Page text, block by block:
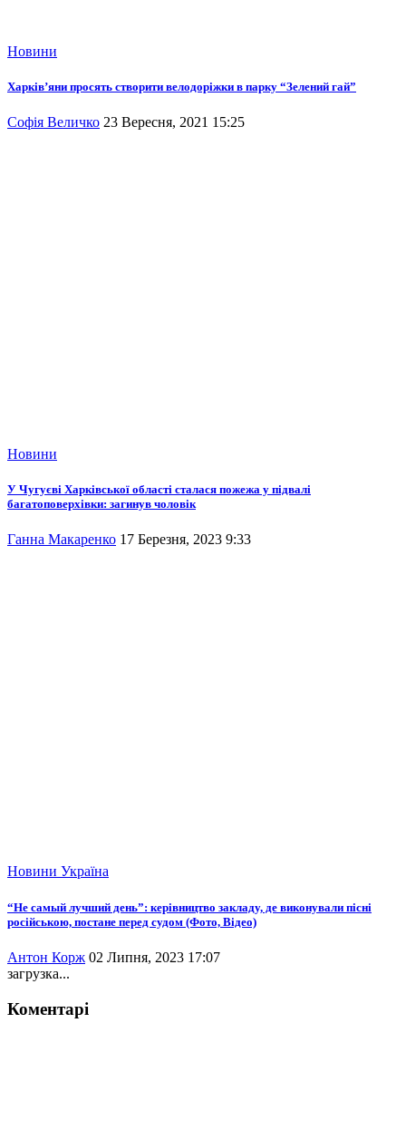
Новини
Харків’яни просять створити велодоріжки в парку “Зелений гай”
Софія Величко 23 Вересня, 2021 15:25
Новини
У Чугуєві Харківської області сталася пожежа у підвалі
багатоповерхівки: загинув чоловік
Ганна Макаренко 17 Березня, 2023 9:33
Новини Україна
“Не самый лучший день”: керівництво закладу, де виконували пісні
російською, постане перед судом (Фото, Відео)
Антон Корж 02 Липня, 2023 17:07
загрузка...
Коментарі